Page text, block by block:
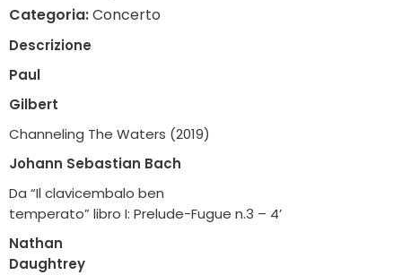
Categoria:Concerto
Descrizione
Paul
Gilbert
Channeling The Waters (2019)
Johann Sebastian Bach
Da “Il clavicembalo ben
temperato” libro I: Prelude-Fugue n.3 – 4’
Nathan
Daughtrey